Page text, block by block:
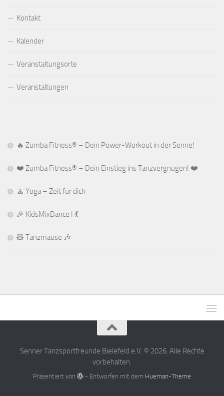
Kontakt
Kalender
Veranstaltungsorte
Veranstaltungen
🔥 Zumba Fitness® – Dein Power-Workout in der Senne!
❤️ Zumba Fitness® – Dein Einstieg ins Tanzvergnügen! ❤️
🧘 Yoga – Zeit für dich
🎉 KidsMixDance I 💃
🧸 Tanzmäuse 🎶
Senner Tanzsportfreunde Bielefeld e.V. © 2026. Alle Rechte
vorbehalten.
Präsentiert von - Entworfen mit dem Hueman-Theme